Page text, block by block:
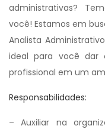
administrativas?
você! Estamos em
Analista
ideal para você dar
profissional em um
Responsabilidades:
– Auxiliar na